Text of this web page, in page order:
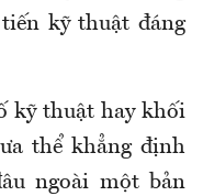
kỹ thuật đáng
kỹ thuật hay khối
thể khẳng định
ngoài một bản